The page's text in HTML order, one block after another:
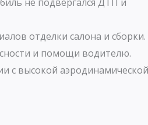
отделки салона и сборки.
и помощи водителю.
с высокой аэродинамической